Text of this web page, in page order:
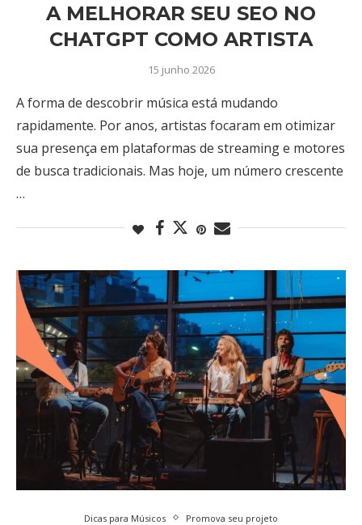
A MELHORAR SEU SEO NO
CHATGPT COMO ARTISTA
15 junho 2026
A forma de descobrir música está mudando
rapidamente. Por anos, artistas focaram em otimizar
sua presença em plataformas de streaming e motores
de busca tradicionais. Mas hoje, um número crescente
…
Dicas para Músicos Promova seu projeto